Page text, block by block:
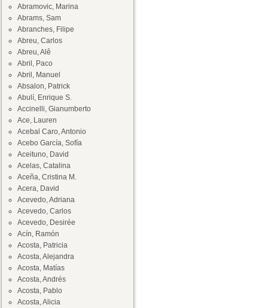
Abramovic, Marina
Abrams, Sam
Abranches, Filipe
Abreu, Carlos
Abreu, Alê
Abril, Paco
Abril, Manuel
Absalon, Patrick
Abulí, Enrique S.
Accinelli, Gianumberto
Ace, Lauren
Acebal Caro, Antonio
Acebo García, Sofía
Aceituno, David
Acelas, Catalina
Aceña, Cristina M.
Acera, David
Acevedo, Adriana
Acevedo, Carlos
Acevedo, Desirée
Acín, Ramón
Acosta, Patricia
Acosta, Alejandra
Acosta, Matías
Acosta, Andrés
Acosta, Pablo
Acosta, Alicia